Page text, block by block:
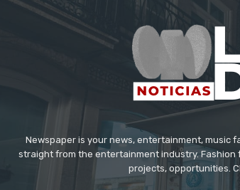
Newspaper is your news, entertainment, music
straight from the entertainment industry. Fashion
projects, opportunities.